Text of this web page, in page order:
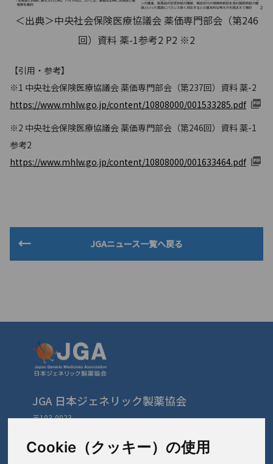
Cookie（クッキー）の使用
＜出典＞中央社会保険医療協議会 薬価専門部会（第246
回）資料 薬-1参考2 P2 ※2
【引用・参考】
※1 中央社会保険医療協議会 薬価専門部会（第237回）資料 薬-2
https://www.mhlw.go.jp/content/10808000/001533285.pdf
※2 中央社会保険医療協議会 薬価専門部会（第246回）資料 薬-1
参考2
https://www.mhlw.go.jp/content/10808000/001633464.pdf
JGAニュース一覧へ戻る
JGA 日本ジェネリック製薬協会
〒103-0023
TEL: 03-3279-1890 / FAX: 03-3241-2978